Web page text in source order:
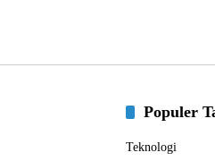
Populer
Teknologi